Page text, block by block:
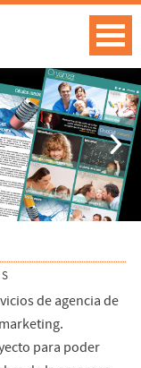
de agencia de
para poder